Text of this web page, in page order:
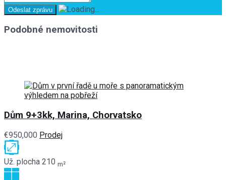
Podobné nemovitosti
Dům 9+3kk, Marina, Chorvatsko
€950,000 Prodej
Už. plocha 210 m²